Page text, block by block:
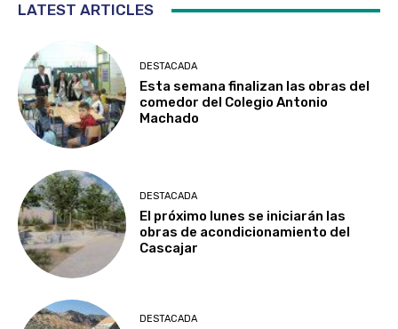
LATEST ARTICLES
DESTACADA
Esta semana finalizan las obras del
comedor del Colegio Antonio
Machado
DESTACADA
El próximo lunes se iniciarán las
obras de acondicionamiento del
Cascajar
DESTACADA